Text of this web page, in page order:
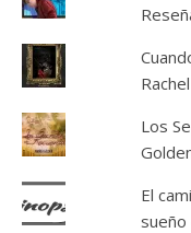
Los
El
sueño